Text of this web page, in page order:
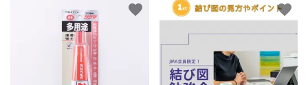
favorite favorite